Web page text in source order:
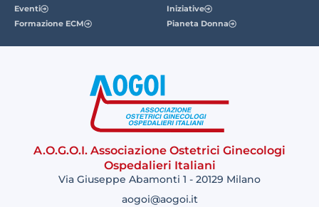
Eventi
Formazione ECM
Iniziative
Pianeta Donna
A.O.G.O.I. Associazione Ostetrici Ginecologi
Ospedalieri Italiani
Via Giuseppe Abamonti 1 - 20129 Milano
aogoi@aogoi.it